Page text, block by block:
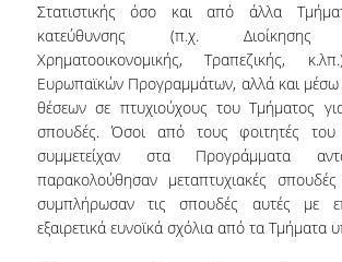
Στατιστικής όσο και από άλλα
κατεύθυνσης (π.χ. Διοίκησης
Χρηματοοικονομικής, Τραπεζικής,
Ευρωπαϊκών Προγραμμάτων, αλλά και
θέσεων σε πτυχιούχους του Τμήματος
σπουδές. Όσοι από τους φοιτητές του
συμμετείχαν στα Προγράμματα
παρακολούθησαν μεταπτυχιακές σπουδές
συμπλήρωσαν τις σπουδές αυτές με
εξαιρετικά ευνοϊκά σχόλια από τα Τμήματα